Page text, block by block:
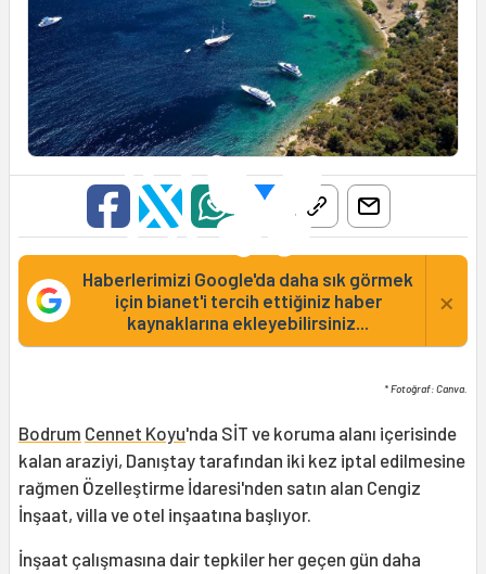
Haberlerimizi Google'da daha sık görmek
için bianet'i tercih ettiğiniz haber
kaynaklarına ekleyebilirsiniz...
×
* Fotoğraf: Canva.
Bodrum Cennet Koyu'nda SİT ve koruma alanı içerisinde
kalan araziyi, Danıştay tarafından iki kez iptal edilmesine
rağmen Özelleştirme İdaresi'nden satın alan Cengiz
İnşaat, villa ve otel inşaatına başlıyor.
İnşaat çalışmasına dair tepkiler her geçen gün daha